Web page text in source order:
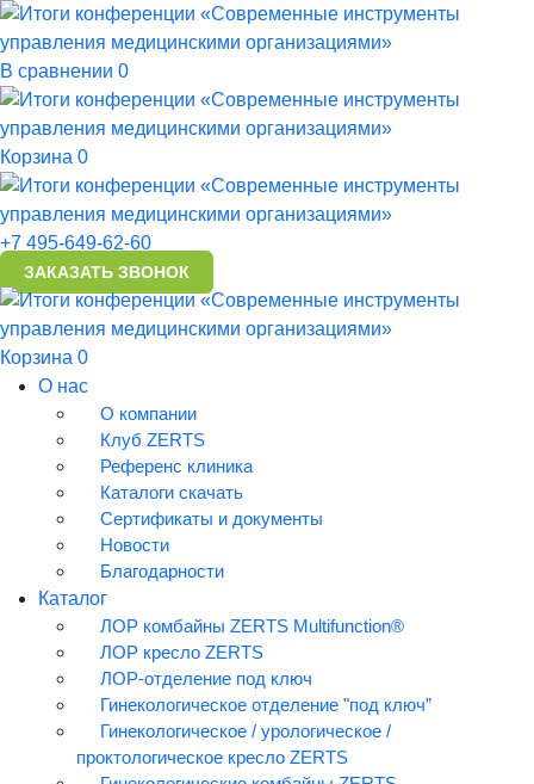
В сравнении 0
Корзина 0
+7 495-649-62-60
ЗАКАЗАТЬ ЗВОНОК
Корзина 0
О нас
О компании
Клуб ZERTS
Референс клиника
Каталоги скачать
Сертификаты и документы
Новости
Благодарности
Каталог
ЛОР комбайны ZERTS Multifunction®
ЛОР кресло ZERTS
ЛОР-отделение под ключ
Гинекологическое отделение "под ключ”
Гинекологическое / урологическое /
проктологическое кресло ZERTS
Главная страница
О компании
Новости
12.12.2025
Итоги конференции
«Современные инструменты
управления медицинскими
организациями»
11 декабря 2025 года в рамках «Российской недели
Здравоохранения‑2025» прошла очная конференция
«Современные инструменты управления медицинскими
организациями», организованная Школой Медицинского
Бизнеса.
Виктория Шматкова, основатель компании ZERTS, была
спикером конференции и провела 2 сессии: